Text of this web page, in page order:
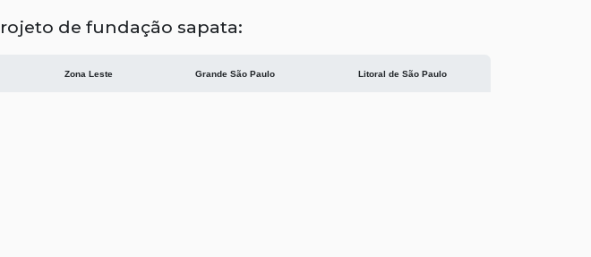
Projeto de galpão pequeno
de fundação sapata:
Zona Leste Grande São Paulo Litoral de São Paulo